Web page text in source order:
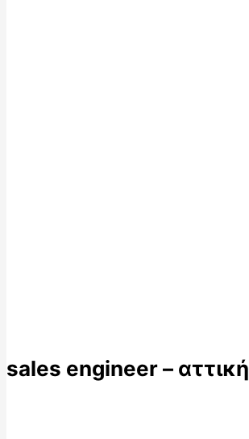
sales engineer – αττική